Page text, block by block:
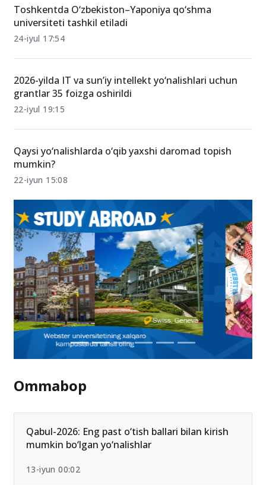
Toshkentda O‘zbekiston–Yaponiya qo‘shma
universiteti tashkil etiladi
24-iyul 17:54
2026-yilda IT va sun’iy intellekt yo‘nalishlari uchun
grantlar 35 foizga oshirildi
22-iyul 19:15
Qaysi yo‘nalishlarda o‘qib yaxshi daromad topish
mumkin?
22-iyun 15:08
Ommabop
Qabul-2026: Eng past o‘tish ballari bilan kirish
mumkin bo‘lgan yo‘nalishlar
13-iyun 00:02